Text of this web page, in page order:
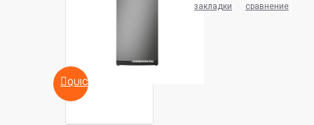
QUICKVIEW
закладки
сравнение